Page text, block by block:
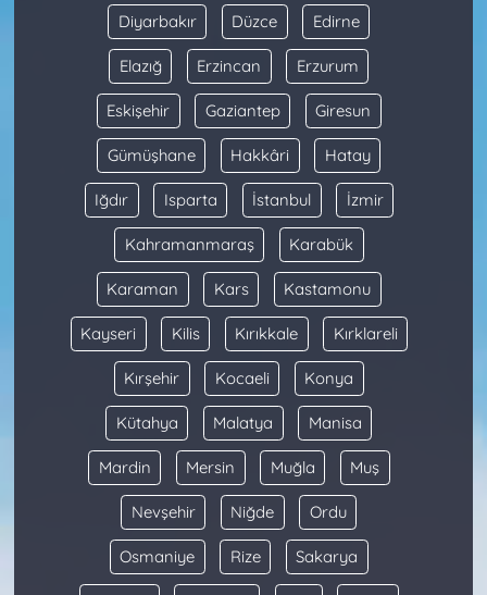
Diyarbakır Düzce Edirne
Elazığ Erzincan Erzurum
Eskişehir Gaziantep Giresun
Gümüşhane Hakkâri Hatay
Iğdır Isparta İstanbul İzmir
Kahramanmaraş Karabük
Karaman Kars Kastamonu
Kayseri Kilis Kırıkkale Kırklareli
Kırşehir Kocaeli Konya
Kütahya Malatya Manisa
Mardin Mersin Muğla Muş
Nevşehir Niğde Ordu
Osmaniye Rize Sakarya